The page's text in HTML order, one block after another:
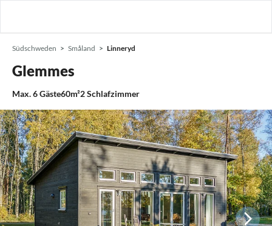
Südschweden Småland Linneryd
Glemmes
Max.6Gäste60m²2Schlafzimmer